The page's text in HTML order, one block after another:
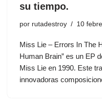
su tiempo.
por rutadestroy 10
Miss Lie – Errors In The
Human Brain” es un EP
Miss Lie en 1990. Este
innovadoras